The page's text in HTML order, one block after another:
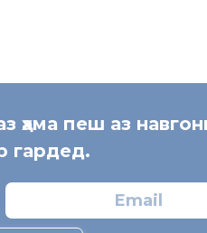
ҳама пеш аз
гардед.